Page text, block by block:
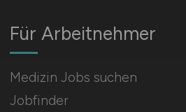
Für Arbeitnehmer
Medizin Jobs suchen
Jobfinder